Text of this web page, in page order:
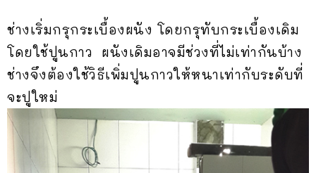
ช่างเริ่มกรุกระเบื้องผนัง โดยกรุทับกระเบื้องเดิม
โดยใช้ปูนกาว ผนังเดิมอาจมีช่วงที่ไม่เท่ากันบ้าง
ช่างจึงต้องใช้วิธีเพิ่มปูนกาวให้หนาเท่ากับระดับที่
จะปูใหม่